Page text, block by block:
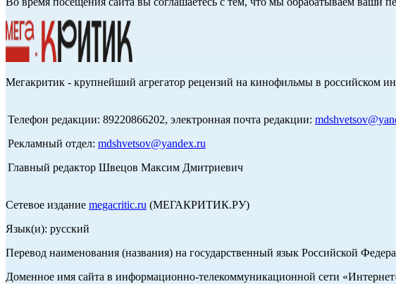
Мегакритик - крупнейший агрегатор рецензий на кинофильмы в российском
Телефон редакции: 89220866202, электронная почта редакции:
Рекламный отдел: mdshvetsov@yandex.ru
Главный редактор Швецов Максим Дмитриевич
Сетевое издание megacritic.ru (МЕГАКРИТИК.РУ)
Язык(и): русский
Перевод наименования (названия) на государственный язык Российской
Доменное имя сайта в информационно-телекоммуникационной сети